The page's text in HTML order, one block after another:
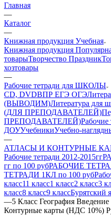
Главная
—
Каталог
—
Книжная продукция Учебная
Книжная продукция
товарыТворчество Праздник
хозтовары
—
Рабочие тетради для ШКОЛЫ
CD, DVDВПР ЕГЭ ОГЭ
(ВЫВОДИМ)Литература для
(ДЛЯ ПРЕПОДАВАТЕЛЕЙ)
ПРЕПОДАВАТЕЛЕЙ)Рабочие
ДОУУчебникиУчебно-
—
АТЛАСЫ И КОНТУРНЫЕ
Рабочие тетради 2012-2015гг
гг по 100 рубРАБОЧИЕ
ТЕТРАДИ 1КЛ по 100 руб
класс11 класс1 класс2 класс3
класс8 класс9 классБурятский
—5 Класс География
Контурные карты (НДС 10%)